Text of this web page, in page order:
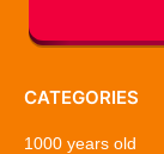
CATEGORIES
1000 years old